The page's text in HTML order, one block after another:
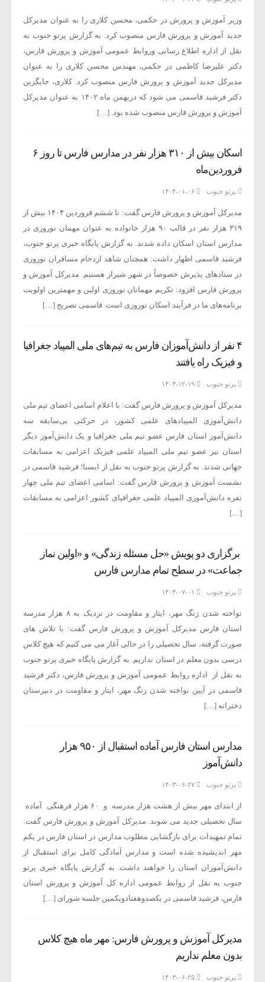
وزیر آموزش و پرورش در حکمی، محسن کلاری را به عنوان مدیرکل
جدید آموزش و پرورش فارس منصوب کرد. به گزارش پرتو جنوب به
نقل از اداره اطلاع رسانی وروابط عمومی آموزش و پرورش فارس،
دکتر علیرضا کاظمی در حکمی، مهندس محسن کلاری را به عنوان
مدیرکل جدید آموزش و پرورش فارس منصوب کرد. کلاری، جایگزین
دکتر فرشید قاسمی می شود که دربهمن ماه ۱۴۰۲ به عنوان مدیرکل
آموزش و پرورش فارس منصوب شده بود. […]
اسکان بیش از ۳۱۰ هزار نفر در مدارس فارس تا روز ۶
فروردین‌ماه
پرتو جنوب ۱۴۰۴-۰۱-۰۶
مدیرکل آموزش و پرورش فارس گفت: تا ششم فروردین ۱۴۰۴ بیش از
۳۱۹ هزار نفر در قالب ۹۰ هزار خانواده به عنوان مهمان نوروزی در
مدارس استان اسکان داده شدند. به گزارش پایگاه خبری پرتو جنوب،
فرشید قاسمی اظهار داشت: همچنان شاهد ازدحام مسافران نوروزی
در ستادهای پذیرش خصوصاً در شهر شیراز هستیم. مدیرکل آموزش و
پرورش فارس افزود: تکریم مهمانان نوروزی اولین و مهمترین اولویت
برنامه‌های ما در فرآیند اسکان نوروزی است. قاسمی تصریح […]
۴ نفر از دانش‌آموزان فارس به تیم‌های ملی المپیاد جغرافیا
و فیزیک راه یافتند
پرتو جنوب ۱۴۰۳-۱۲-۱۹
مدیرکل آموزش و پرورش فارس گفت: با اعلام اسامی اعضای تیم ملی
دانش‌آموزی المپیادهای علمی کشور، در حرکتی بی‌سابقه سه
دانش‌آموز استان فارس عضو تیم ملی جغرافیا و یک دانش‌آموز دیگر
استان نیز عضو تیم ملی المیپاد علمی فیزیک اعزامی به مسابقات
جهانی شدند. به گزارش پرتو جنوب به نقل از ایسنا؛ فرشید قاسمی در
نشست آموزش و پرورش فارس گفت: اسامی اعضای تیم ملی چهار
نفره دانش‌آموزی المپیاد علمی جغرافیای کشور اعزامی به مسابقات
[…]
برگزاری دو پویش «حل مسئله زندگی» و «اولین نماز
جماعت» در سطح تمام مدارس فارس
پرتو جنوب ۱۴۰۳-۰۷-۰۱
نواخته شدن زنگ مهر، ایثار و مقاومت در نزدیک به ۸ هزار مدرسه
استان فارس مدیرکل آموزش و پرورش فارس گفت: با تلاش های
صورت گرفته، سال تحصیلی را در حالی آغاز می می کنیم که هیچ کلاس
درسی بدون معلم در استان نداریم. به گزارش پایگاه خبری پرتو جنوب
به نقل از اداره روابط عمومی آموزش و پرورش فارس، دکتر فرشید
قاسمی در آیین نواخته شدن زنگ مهر، ایثار و مقاومت در دبیرستان
دخترانه […]
مدارس استان فارس آماده استقبال از ۹۵۰ هزار
دانش‌آموز
پرتو جنوب ۱۴۰۳-۰۶-۲۷
از ابتدای مهر بیش از هشت هزار مدرسه و ۶۰ هزار فرهنگی آماده
سال تحصیلی جدید می شوند. مدیرکل آموزش و پرورش فارس گفت:
تمام تمهیدات برای بازگشایی مطلوب مدارس در استان فارس در یکم
مهر اندیشیده شده است و مدارس آمادگی کامل برای استقبال از
دانش‌آموزان استان را خواهند داشت. به گزارش پایگاه خبری پرتو
جنوب به نقل از روابط عمومی اداره کل آموزش و پرورش استان
فارس، فرشید قاسمی در یکصدوهفتادویکمین جلسه شورای […]
مدیرکل آموزش و پرورش فارس: مهر ماه هیچ کلاس
بدون معلم نداریم
پرتو جنوب ۱۴۰۳-۰۶-۲۵